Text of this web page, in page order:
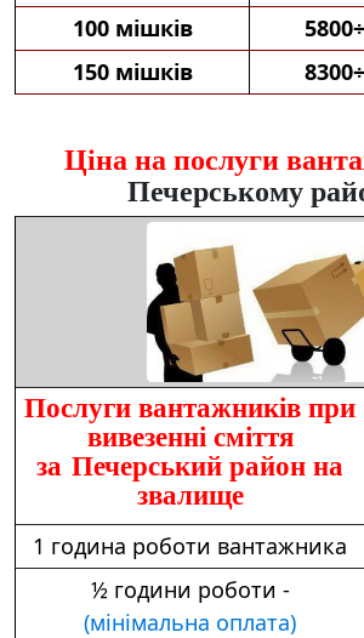
100 мішків
150 мішків
Ціна на послуги
Печерському
Послуги вантажників при
вивезенні сміття
за Печерський район на
звалище
1 година роботи вантажника
½ години роботи -
(мінімальна оплата)